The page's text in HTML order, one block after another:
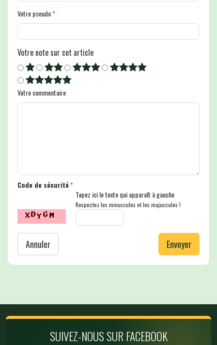
Votre pseudo*
Votre note sur cet article
Votre commentaire
Code de sécurité*
Tapez ici le texte qui apparaît à gauche
Respectez les minuscules et les majuscules !
Annuler Envoyer
SUIVEZ-NOUS SUR FACEBOOK